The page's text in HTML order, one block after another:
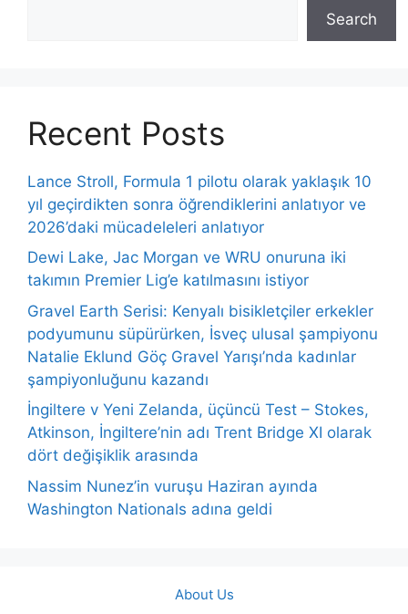
Search
Recent Posts
Lance Stroll, Formula 1 pilotu olarak yaklaşık 10
yıl geçirdikten sonra öğrendiklerini anlatıyor ve
2026’daki mücadeleleri anlatıyor
Dewi Lake, Jac Morgan ve WRU onuruna iki
takımın Premier Lig’e katılmasını istiyor
Gravel Earth Serisi: Kenyalı bisikletçiler erkekler
podyumunu süpürürken, İsveç ulusal şampiyonu
Natalie Eklund Göç Gravel Yarışı’nda kadınlar
şampiyonluğunu kazandı
İngiltere v Yeni Zelanda, üçüncü Test – Stokes,
Atkinson, İngiltere’nin adı Trent Bridge XI olarak
dört değişiklik arasında
Nassim Nunez’in vuruşu Haziran ayında
Washington Nationals adına geldi
About Us